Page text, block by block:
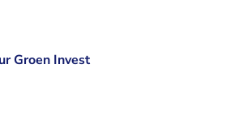
Groen Invest